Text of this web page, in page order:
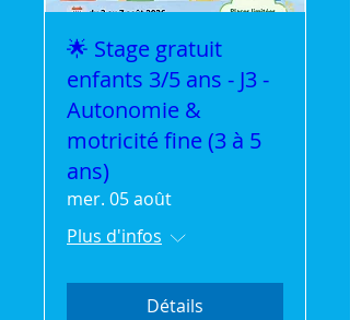
🌟 Stage gratuit
enfants 3/5 ans - J3 -
Autonomie &
motricité fine (3 à 5
ans)
mer. 05 août
Plus d'infos
Détails